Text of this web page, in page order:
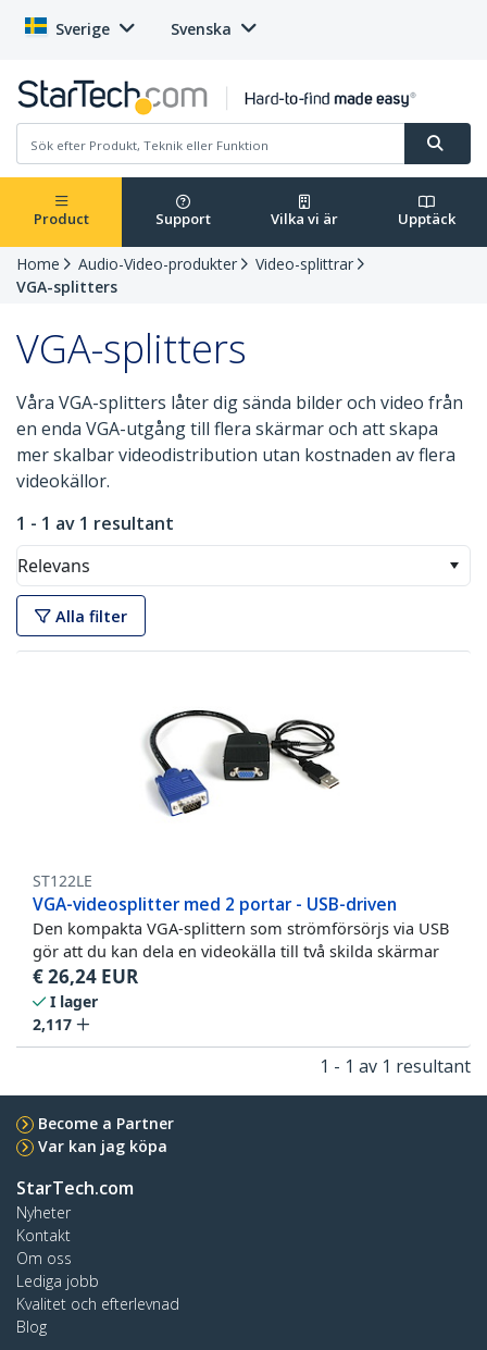
Sverige Svenska
Product Support Vilka vi är Upptäck
Home Audio-Video-produkter
Video-splittrar
VGA-splitters
VGA-splitters
Våra VGA-splitters låter dig sända bilder och video från
en enda VGA-utgång till flera skärmar och att skapa
mer skalbar videodistribution utan kostnaden av flera
videokällor.
1 - 1 av 1 resultant
Relevans
Alla filter
ST122LE
VGA-videosplitter med 2 portar - USB-driven
Den kompakta VGA-splittern som strömförsörjs via USB
gör att du kan dela en videokälla till två skilda skärmar
€26,24 EUR
I lager
2,117
1 - 1 av 1 resultant
Become a Partner
Var kan jag köpa
StarTech.com
Nyheter
Kontakt
Om oss
Lediga jobb
Kvalitet och efterlevnad
Blog